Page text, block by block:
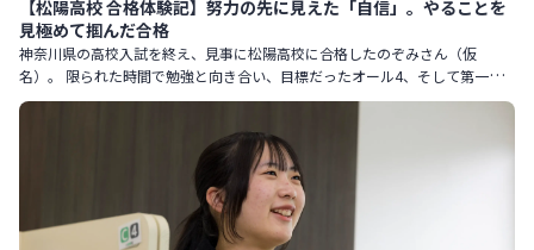
【松陽高校 合格体験記】努力の先に見えた「自信」。やることを
見極めて掴んだ合格
神奈川県の高校入試を終え、見事に松陽高校に合格したのぞみさん（仮
名）。 限られた時間で勉強と向き合い、目標だったオール4、そして第一志
望合格を実現しました。 どのような過程で努力を積み重ね、乗り越えて